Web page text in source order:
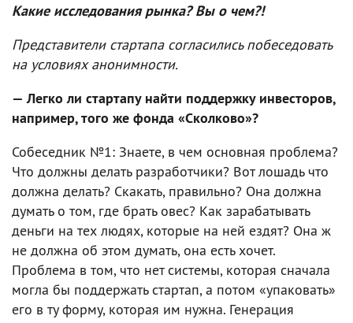
Какие исследования рынка? Вы о чем?!
Представители стартапа согласились побеседовать
на условиях анонимности.
— Легко ли стартапу найти поддержку инвесторов,
например, того же фонда «Сколково»?
Собеседник №1: Знаете, в чем основная проблема?
Что должны делать разработчики? Вот лошадь что
должна делать? Скакать, правильно? Она должна
думать о том, где брать овес? Как зарабатывать
деньги на тех людях, которые на ней ездят? Она ж
не должна об этом думать, она есть хочет.
Проблема в том, что нет системы, которая сначала
могла бы поддержать стартап, а потом «упаковать»
его в ту форму, которая им нужна. Генерация